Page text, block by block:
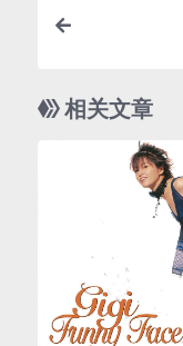
相关文章